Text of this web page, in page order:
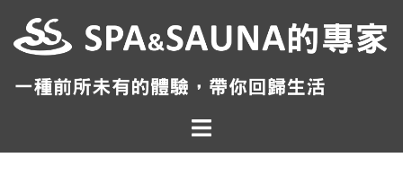
至
Toggle
menu